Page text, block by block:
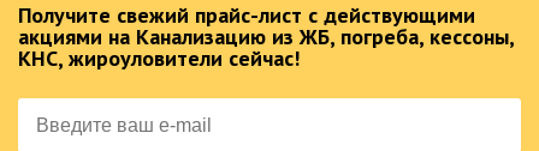
Получите свежий прайс-лист с действующими
акциями на Канализацию из ЖБ, погреба, кессоны,
КНС, жироуловители сейчас!